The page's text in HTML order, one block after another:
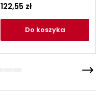
122,55 zł
do koszyka